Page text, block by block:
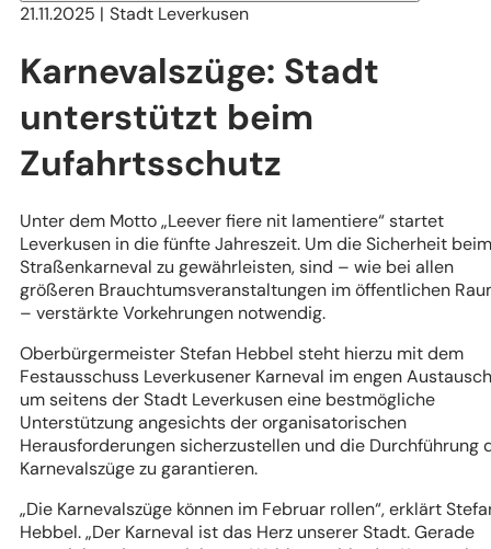
21.11.2025 Stadt Leverkusen
Karnevalszüge: Stadt
unterstützt beim
Zufahrtsschutz
Unter dem Motto „Leever fiere nit lamentiere“ startet
Leverkusen in die fünfte Jahreszeit. Um die Sicherheit beim
Straßenkarneval zu gewährleisten, sind – wie bei allen
größeren Brauchtumsveranstaltungen im öffentlichen
– verstärkte Vorkehrungen notwendig.
Oberbürgermeister Stefan Hebbel steht hierzu mit dem
Festausschuss Leverkusener Karneval im engen
um seitens der Stadt Leverkusen eine bestmögliche
Unterstützung angesichts der organisatorischen
Herausforderungen sicherzustellen und die Durchführung
Karnevalszüge zu garantieren.
„Die Karnevalszüge können im Februar rollen“, erklärt
Hebbel. „Der Karneval ist das Herz unserer Stadt. Gerade